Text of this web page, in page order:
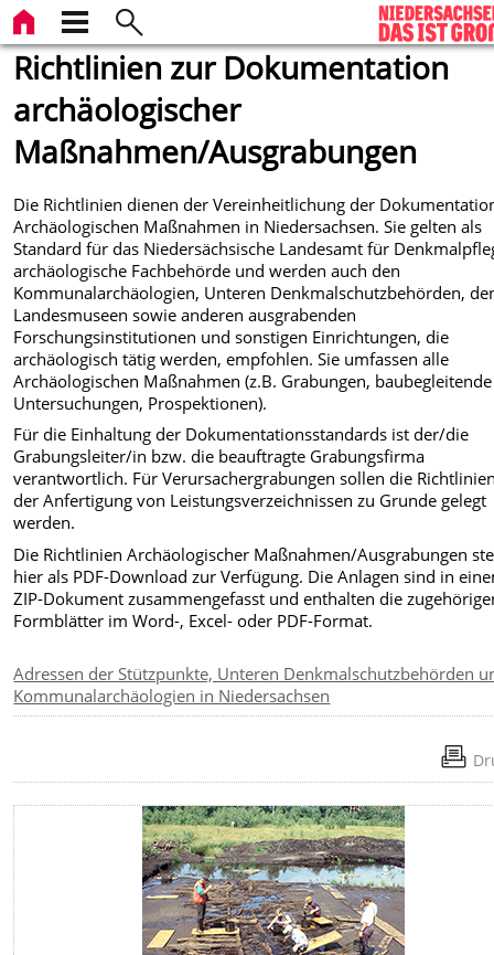
Richtlinien zur Dokumentation
archäologischer
Maßnahmen/Ausgrabungen
Die Richtlinien dienen der Vereinheitlichung der
Archäologischen Maßnahmen in Niedersachsen. Sie gelten als
Standard für das Niedersächsische Landesamt für
archäologische Fachbehörde und werden auch den
Kommunalarchäologien, Unteren Denkmalschutzbehörden,
Landesmuseen sowie anderen ausgrabenden
Forschungsinstitutionen und sonstigen Einrichtungen, die
archäologisch tätig werden, empfohlen. Sie umfassen alle
Archäologischen Maßnahmen (z.B. Grabungen, baubegleitende
Untersuchungen, Prospektionen).
Für die Einhaltung der Dokumentationsstandards ist der/die
Grabungsleiter/in bzw. die beauftragte Grabungsfirma
verantwortlich. Für Verursachergrabungen sollen die
der Anfertigung von Leistungsverzeichnissen zu Grunde gelegt
werden.
Die Richtlinien Archäologischer Maßnahmen/Ausgrabungen
hier als PDF-Download zur Verfügung. Die Anlagen sind in
ZIP-Dokument zusammengefasst und enthalten die
Formblätter im Word-, Excel- oder PDF-Format.
Adressen der Stützpunkte, Unteren Denkmalschutzbehörden
Kommunalarchäologien in Niedersachsen